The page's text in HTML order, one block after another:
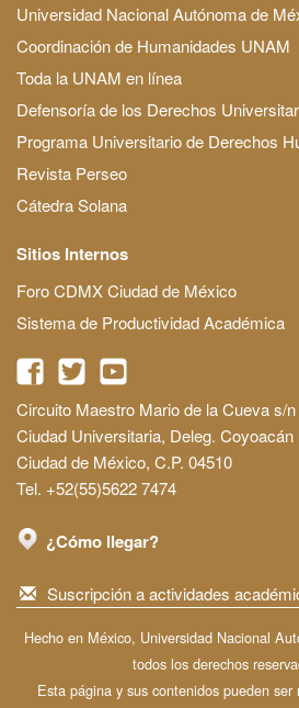
Universidad Nacional Autónoma de
Coordinación de Humanidades UNAM
Toda la UNAM en línea
Defensoría de los Derechos
Programa Universitario de Derechos
Revista Perseo
Cátedra Solana
Sitios Internos
Foro CDMX Ciudad de México
Sistema de Productividad Académica
Circuito Maestro Mario de la Cueva s/n
Ciudad Universitaria, Deleg. Coyoacán
Ciudad de México, C.P. 04510
Tel. +52(55)5622 7474
¿Cómo llegar?
Suscripción a actividades
Hecho en México, Universidad Nacional
todos los derechos
Esta página y sus contenidos pueden ser